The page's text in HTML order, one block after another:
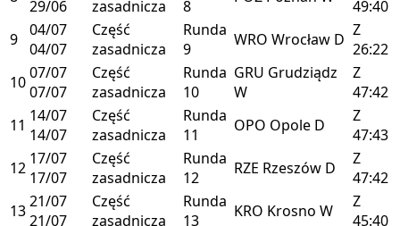
29/06 zasadnicza 8
49:40
9 04/07
04/07
Część
zasadnicza
Runda
9
WRO Wrocław D Z
26:22
1007/07
07/07
Część
zasadnicza
Runda
10
GRU Grudziądz
W
Z
47:42
11 14/07
14/07
Część
zasadnicza
Runda
11
OPO Opole D
Z
47:43
12 17/07
17/07
Część
zasadnicza
Runda
12
RZE Rzeszów D
Z
47:42
1321/07
21/07
Część
zasadnicza
Runda
13
KRO Krosno W
Z
45:40